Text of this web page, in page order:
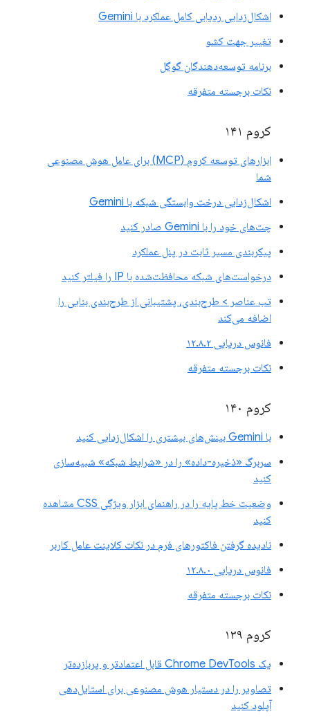
اشکال‌زدایی ردیابی کامل عملکرد با Gemini
تغییر جهت کشو
برنامه توسعه‌دهندگان گوگل
نکات برجسته متفرقه
کروم ۱۴۱
ابزارهای توسعه کروم (MCP) برای عامل هوش مصنوعی
شما
اشکال‌زدایی درخت وابستگی شبکه با Gemini
چت‌های خود را با Gemini صادر کنید
پیکربندی مسیر ثابت در پنل عملکرد
درخواست‌های شبکه محافظت‌شده با IP را فیلتر کنید
تب عناصر > طرح‌بندی، پشتیبانی از طرح‌بندی بنایی را
اضافه می‌کند
فانوس دریایی ۱۲.۸.۲
نکات برجسته متفرقه
کروم ۱۴۰
با Gemini بینش‌های بیشتری را اشکال‌زدایی کنید
سربرگ «ذخیره-داده» را در «شرایط شبکه» شبیه‌سازی
کنید
وضعیت خط پایه را در راهنمای ابزار ویژگی CSS مشاهده
کنید
نادیده گرفتن فاکتورهای فرم در نکات کلاینت عامل کاربر
فانوس دریایی ۱۲.۸.۰
نکات برجسته متفرقه
کروم ۱۳۹
یک Chrome DevTools قابل اعتمادتر و پربازده‌تر
تصاویر را در دستیار هوش مصنوعی برای استایل‌دهی
آپلود کنید